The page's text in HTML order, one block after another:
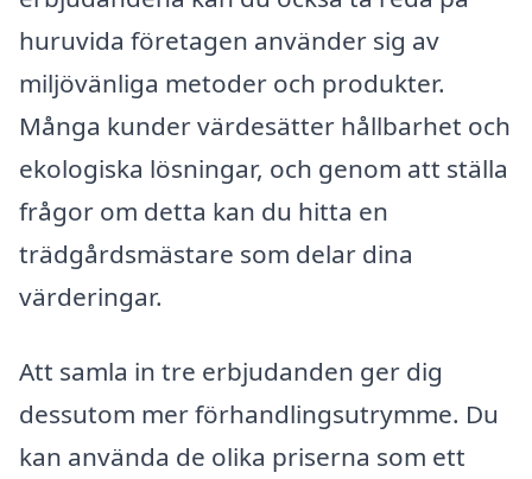
huruvida företagen använder sig av
miljövänliga metoder och produkter.
Många kunder värdesätter hållbarhet och
ekologiska lösningar, och genom att ställa
frågor om detta kan du hitta en
trädgårdsmästare som delar dina
värderingar.
Att samla in tre erbjudanden ger dig
dessutom mer förhandlingsutrymme. Du
kan använda de olika priserna som ett